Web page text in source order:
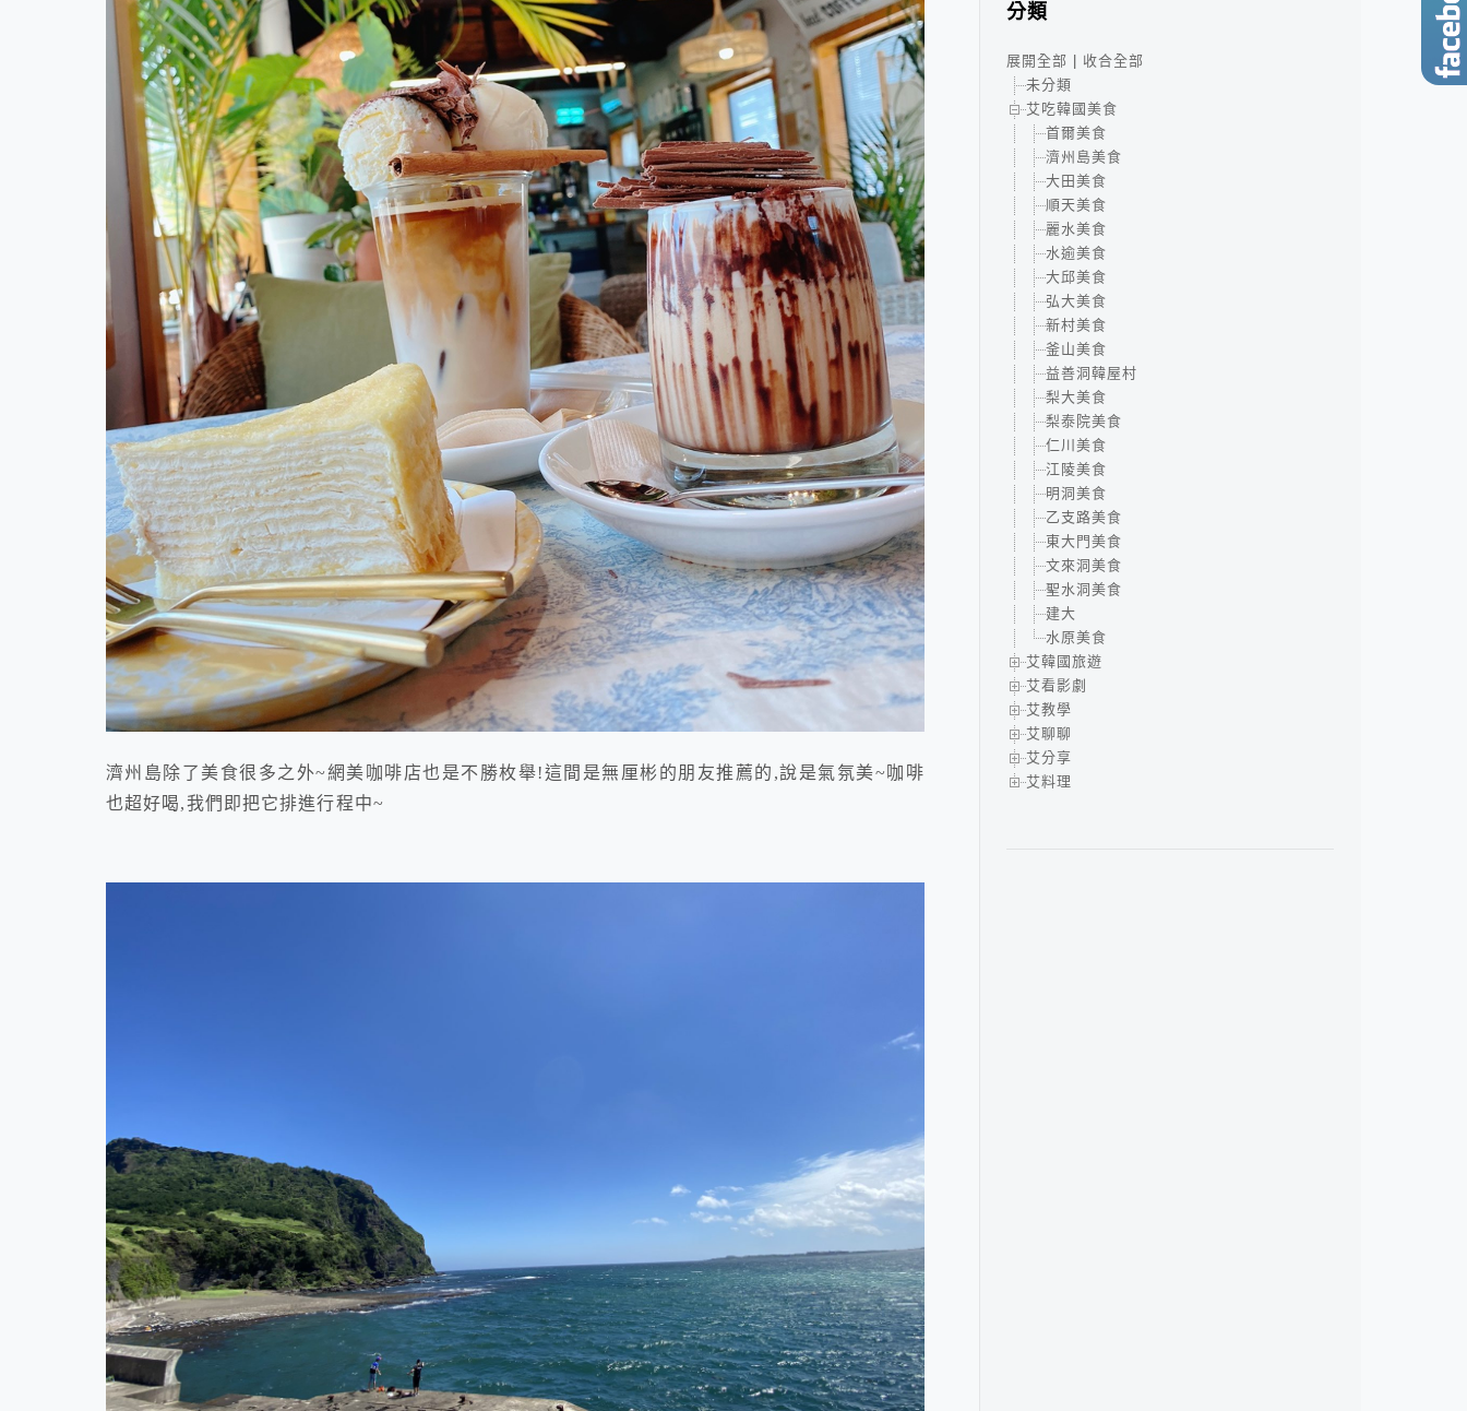
濟州島除了美食很多之外~網美咖啡店也是不勝枚舉!這間是無厘彬的朋友推薦的,說是氣氛美~咖啡
也超好喝,我們即把它排進行程中~
分類
展開全部
收合全部
未分類
艾吃韓國美食
首爾美食
濟州島美食
大田美食
順天美食
麗水美食
水逾美食
大邱美食
弘大美食
新村美食
釜山美食
益善洞韓屋村
梨大美食
梨泰院美食
仁川美食
江陵美食
明洞美食
乙支路美食
東大門美食
文來洞美食
聖水洞美食
建大
水原美食
艾韓國旅遊
艾看影劇
艾教學
艾聊聊
艾分享
艾料理